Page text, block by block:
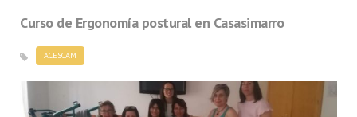
Curso de Ergonomía postural en Casasimarro
ACESCAM